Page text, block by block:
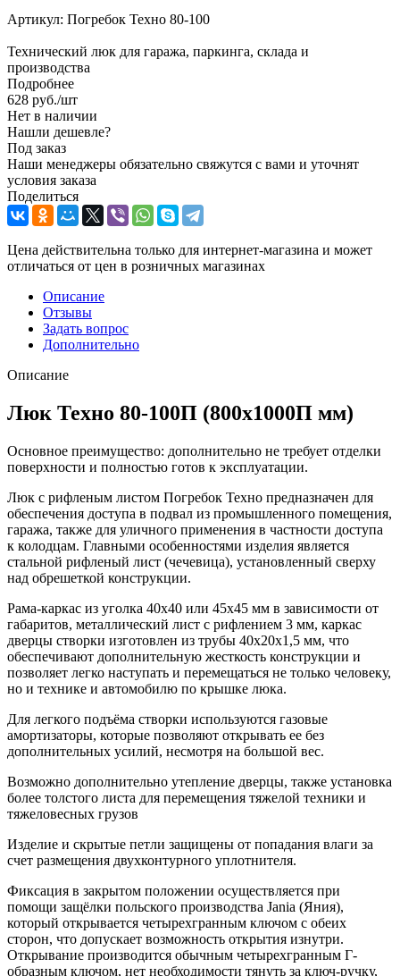
Артикул: Погребок Техно 80-100
Технический люк для гаража, паркинга, склада и
производства
Подробнее
628 руб./шт
Нет в наличии
Нашли дешевле?
Под заказ
Наши менеджеры обязательно свяжутся с вами и уточнят
условия заказа
Поделиться
Цена действительна только для интернет-магазина и может
отличаться от цен в розничных магазинах
Описание
Отзывы
Задать вопрос
Дополнительно
Описание
Люк Техно 80-100П (800х1000П мм)
Основное преимущество: дополнительно не требует отделки
поверхности и полностью готов к эксплуатации.
Люк с рифленым листом Погребок Техно предназначен для
обеспечения доступа в подвал из промышленного помещения,
гаража, также для уличного применения в частности доступа
к колодцам. Главными особенностями изделия является
стальной рифленый лист (чечевица), установленный сверху
над обрешеткой конструкции.
Рама-каркас из уголка 40х40 или 45х45 мм в зависимости от
габаритов, металлический лист с рифлением 3 мм, каркас
дверцы створки изготовлен из трубы 40х20х1,5 мм, что
обеспечивают дополнительную жесткость конструкции и
позволяет легко наступать и перемещаться не только человеку,
но и технике и автомобилю по крышке люка.
Для легкого подъёма створки используются газовые
амортизаторы, которые позволяют открывать ее без
дополнительных усилий, несмотря на большой вес.
Возможно дополнительно утепление дверцы, также установка
более толстого листа для перемещения тяжелой техники и
тяжеловесных грузов
Изделие и скрытые петли защищены от попадания влаги за
счет размещения двухконтурного уплотнителя.
Фиксация в закрытом положении осуществляется при
помощи защёлки польского производства Jania (Яния),
который открывается четырехгранным ключом с обеих
сторон, что допускает возможность открытия изнутри.
Открывание производится обычным четырехгранным Г-
образным ключом, нет необходимости тянуть за ключ-ручку,